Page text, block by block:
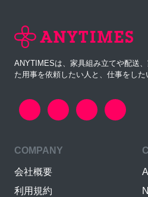
ANYTIMESは、家具組み立てや配送
た用事を依頼したい人と、仕事をした
COMPANY
会社概要
利用規約